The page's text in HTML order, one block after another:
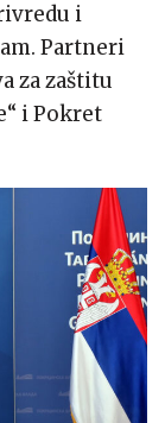
i
Partneri
za zaštitu
i Pokret